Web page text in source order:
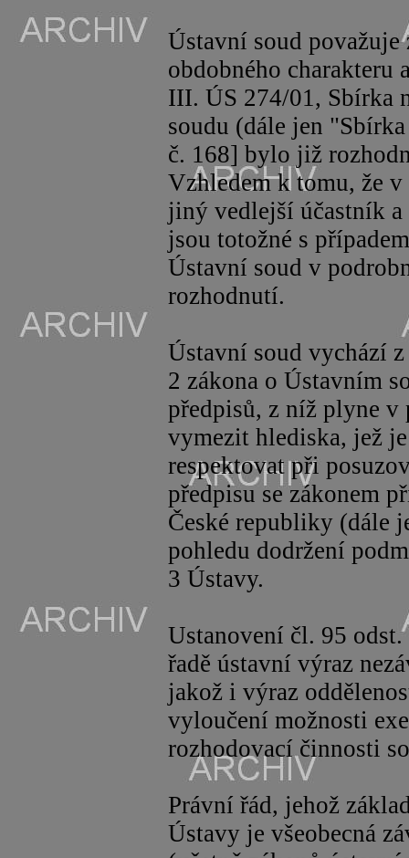
Ústavní soud považuje
obdobného charakteru
III. ÚS 274/01, Sbírka
soudu (dále jen
č. 168] bylo již
Vzhledem k tomu, že
jiný vedlejší účastník
jsou totožné s
Ústavní soud v
rozhodnutí.
Ústavní soud vychází
2 zákona o Ústavním
předpisů, z níž plyne v
vymezit hlediska, jež
respektovat při
předpisu se zákonem
České republiky (dále
pohledu dodržení
3 Ústavy.
Ustanovení čl. 95
řadě ústavní výraz
jakož i výraz
vyloučení možnosti
rozhodovací činnosti
Právní řád, jehož
Ústavy je všeobecná